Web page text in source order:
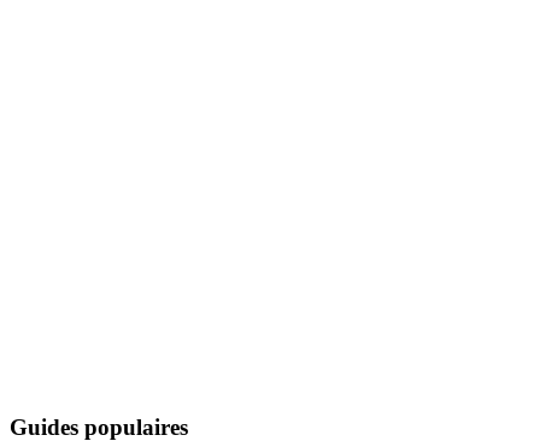
Guides populaires